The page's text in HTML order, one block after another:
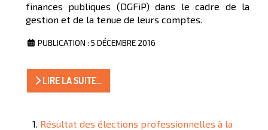
finances publiques (DGFiP) dans le cadre de la
gestion et de la tenue de leurs comptes.
PUBLICATION : 5 DÉCEMBRE 2016
LIRE LA SUITE...
Résultat des élections professionnelles à la